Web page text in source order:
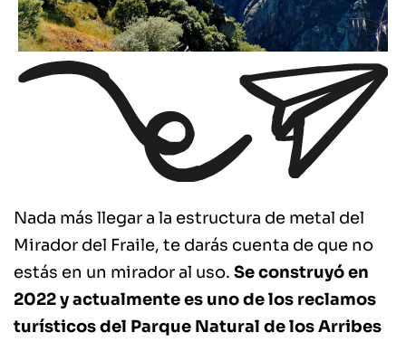
Nada más llegar a la estructura de metal del
Mirador del Fraile, te darás cuenta de que no
estás en un mirador al uso. Se construyó en
2022 y actualmente es uno de los reclamos
turísticos del Parque Natural de los Arribes